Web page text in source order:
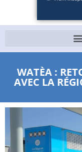
WATÈA :
AVEC LA